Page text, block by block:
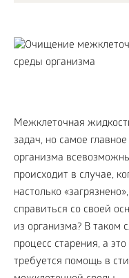
Межклеточная
задач, но самое
организма
происходит в случае,
настолько
справиться со своей
из организма? В таком
процесс старения, а
требуется помощь в